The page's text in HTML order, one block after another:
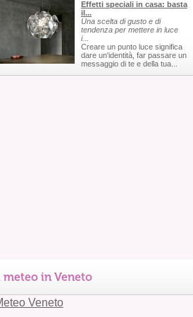
Effetti speciali in casa: basta
il...
Una scelta di gusto e di
tendenza per mettere in luce
i...
Creare un punto luce significa
dare un'identità, far passare un
messaggio di te e della tua...
meteo in Veneto